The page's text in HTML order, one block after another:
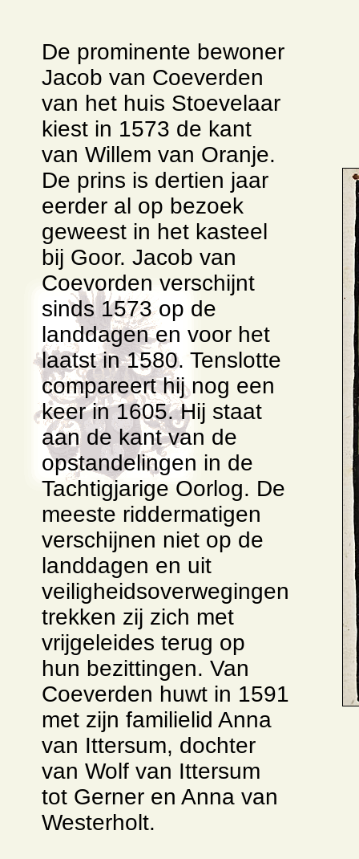
De prominente bewoner
Jacob van Coeverden
van het huis Stoevelaar
kiest in 1573 de kant
van Willem van Oranje.
De prins is dertien jaar
eerder al op bezoek
geweest in het kasteel
bij Goor. Jacob van
Coevorden verschijnt
sinds 1573 op de
landdagen en voor het
laatst in 1580. Tenslotte
compareert hij nog een
keer in 1605. Hij staat
aan de kant van de
opstandelingen in de
Tachtigjarige Oorlog. De
meeste riddermatigen
verschijnen niet op de
landdagen en uit
veiligheidsoverwegingen
trekken zij zich met
vrijgeleides terug op
hun bezittingen. Van
Coeverden huwt in 1591
met zijn familielid Anna
van Ittersum, dochter
van Wolf van Ittersum
tot Gerner en Anna van
Westerholt.